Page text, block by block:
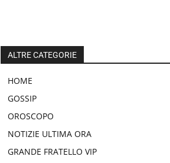
ALTRE CATEGORIE
HOME
GOSSIP
OROSCOPO
NOTIZIE ULTIMA ORA
GRANDE FRATELLO VIP